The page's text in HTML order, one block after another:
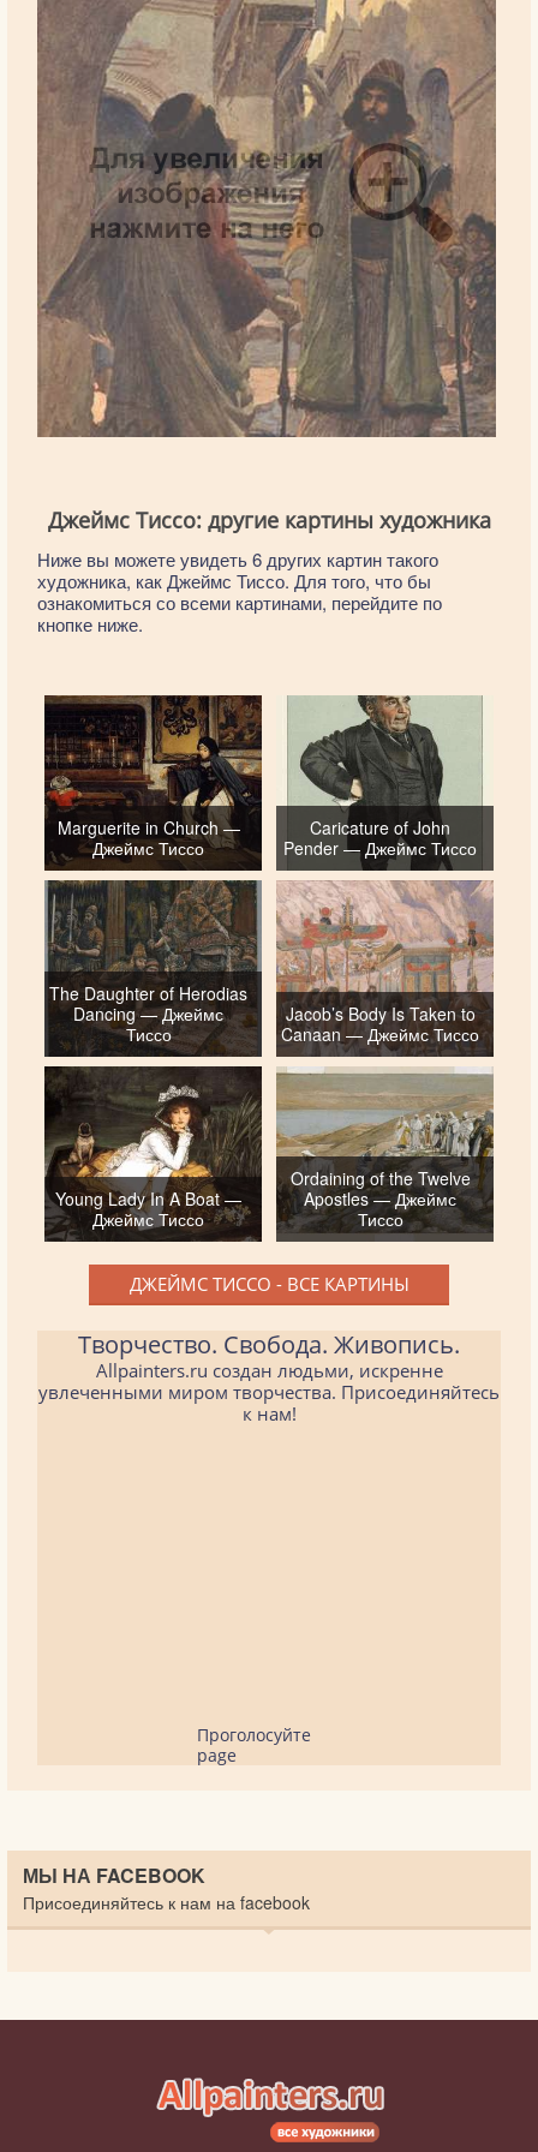
Джеймс Тиссо: другие картины художника
Ниже вы можете увидеть 6 других картин такого
художника, как Джеймс Тиссо. Для того, что бы
ознакомиться со всеми картинами, перейдите по
кнопке ниже.
Marguerite in Church —
Джеймс Тиссо
Caricature of John
Pender — Джеймс Тиссо
The Daughter of Herodias
Dancing — Джеймс
Тиссо
Jacob’s Body Is Taken to
Canaan — Джеймс Тиссо
Young Lady In A Boat —
Джеймс Тиссо
Ordaining of the Twelve
Apostles — Джеймс
Тиссо
ДЖЕЙМС ТИССО - ВСЕ КАРТИНЫ
Творчество. Свобода. Живопись.
Allpainters.ru создан людьми, искренне
увлеченными миром творчества. Присоединяйтесь
к нам!
Проголосуйте
page
МЫ НА FACEBOOK
Присоединяйтесь к нам на facebook